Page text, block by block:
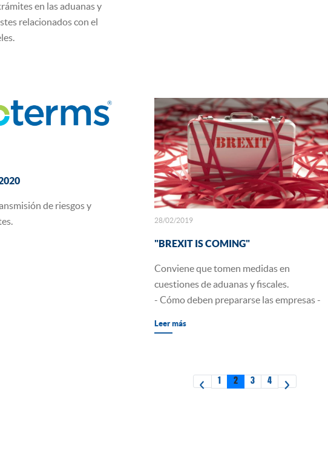
en las aduanas y
relacionados con el
de riesgos y
28/02/2019
"BREXIT IS COMING"
Conviene que tomen medidas en
cuestiones de aduanas y fiscales.
- Cómo deben prepararse las empresas -
Leer más
« 1 2 3 4 »